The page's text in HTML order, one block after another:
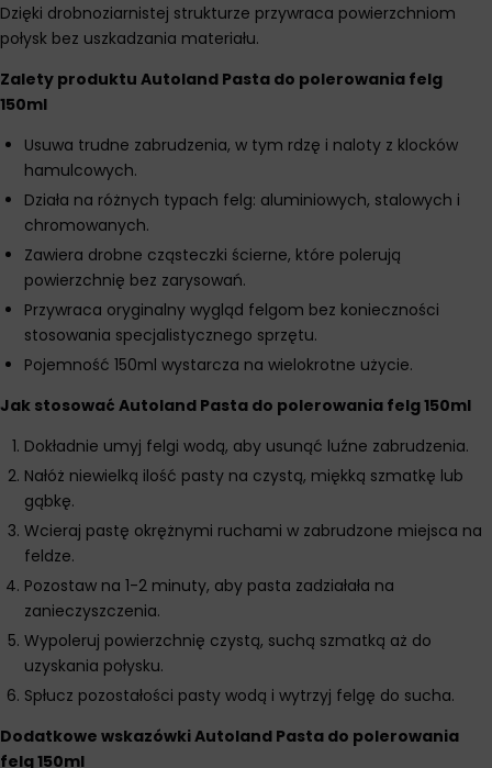
Dzięki drobnoziarnistej strukturze przywraca powierzchniom
połysk bez uszkadzania materiału.
Zalety produktu Autoland Pasta do polerowania felg
150ml
Usuwa trudne zabrudzenia, w tym rdzę i naloty z klocków
hamulcowych.
Działa na różnych typach felg: aluminiowych, stalowych i
chromowanych.
Zawiera drobne cząsteczki ścierne, które polerują
powierzchnię bez zarysowań.
Przywraca oryginalny wygląd felgom bez konieczności
stosowania specjalistycznego sprzętu.
Pojemność 150ml wystarcza na wielokrotne użycie.
Jak stosować Autoland Pasta do polerowania felg 150ml
Dokładnie umyj felgi wodą, aby usunąć luźne zabrudzenia.
Nałóż niewielką ilość pasty na czystą, miękką szmatkę lub
gąbkę.
Wcieraj pastę okrężnymi ruchami w zabrudzone miejsca na
feldze.
Pozostaw na 1-2 minuty, aby pasta zadziałała na
zanieczyszczenia.
Wypoleruj powierzchnię czystą, suchą szmatką aż do
uzyskania połysku.
Spłucz pozostałości pasty wodą i wytrzyj felgę do sucha.
Dodatkowe wskazówki Autoland Pasta do polerowania
felg 150ml